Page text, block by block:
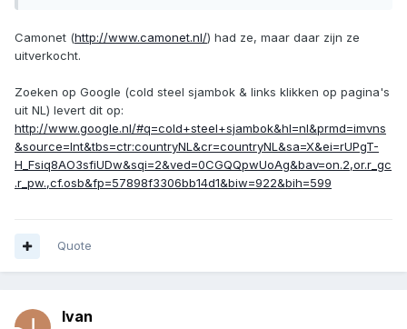
Camonet (http://www.camonet.nl/) had ze, maar daar zijn ze
uitverkocht.
Zoeken op Google (cold steel sjambok & links klikken op pagina's
uit NL) levert dit op:
http://www.google.nl/#q=cold+steel+sjambok&hl=nl&prmd=imvns
&source=lnt&tbs=ctr:countryNL&cr=countryNL&sa=X&ei=rUPgT-
H_Fsiq8AO3sfiUDw&sqi=2&ved=0CGQQpwUoAg&bav=on.2,or.r_gc
.r_pw.,cf.osb&fp=57898f3306bb14d1&biw=922&bih=599
Quote
Ivan